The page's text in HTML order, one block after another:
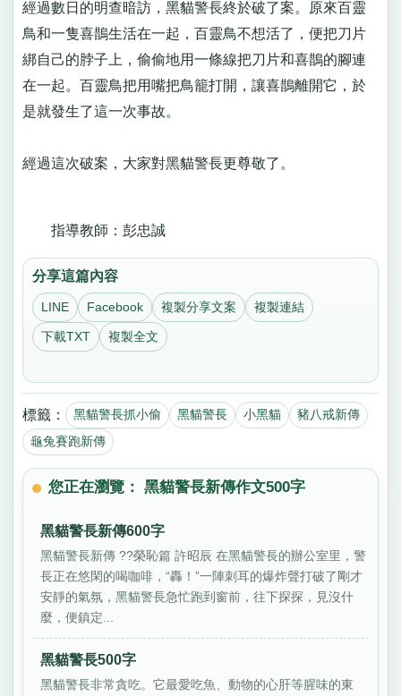
經過數日的明查暗訪，黑貓警長終於破了案。原來百靈
鳥和一隻喜鵲生活在一起，百靈鳥不想活了，便把刀片
綁自己的脖子上，偷偷地用一條線把刀片和喜鵲的腳連
在一起。百靈鳥把用嘴把鳥籠打開，讓喜鵲離開它，於
是就發生了這一次事故。
經過這次破案，大家對黑貓警長更尊敬了。
指導教師：彭忠誠
分享這篇內容
LINE Facebook 複製分享文案 複製連結
下載TXT 複製全文
標籤： 黑貓警長抓小偷 黑貓警長 小黑貓
豬八戒新傳
龜兔賽跑新傳
您正在瀏覽： 黑貓警長新傳作文500字
黑貓警長新傳600字
黑貓警長新傳 ??榮恥篇 許昭辰 在黑貓警長的辦公室里，警
長正在悠閑的喝咖啡，“轟！”一陣刺耳的爆炸聲打破了剛才
安靜的氣氛，黑貓警長急忙跑到窗前，往下探探，見沒什
麼，便鎮定...
黑貓警長500字
黑貓警長非常貪吃。它最愛吃魚、動物的心肝等腥味的東